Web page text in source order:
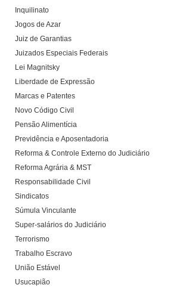
Inquilinato
Jogos de Azar
Juiz de Garantias
Juizados Especiais Federais
Lei Magnitsky
Liberdade de Expressão
Marcas e Patentes
Novo Código Civil
Pensão Alimentícia
Previdência e Aposentadoria
Reforma & Controle Externo do Judiciário
Reforma Agrária & MST
Responsabilidade Civil
Sindicatos
Súmula Vinculante
Super-salários do Judiciário
Terrorismo
Trabalho Escravo
União Estável
Usucapião